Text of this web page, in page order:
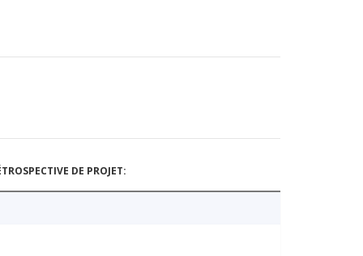
DE PROJET: